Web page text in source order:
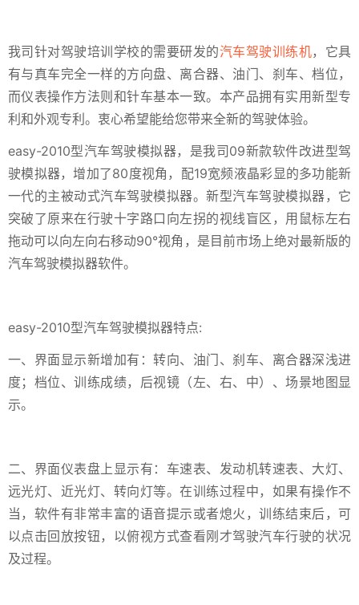
我司针对驾驶培训学校的需要研发的汽车驾驶训练机，它具
有与真车完全一样的方向盘、离合器、油门、刹车、档位，
而仪表操作方法则和针车基本一致。本产品拥有实用新型专
利和外观专利。衷心希望能给您带来全新的驾驶体验。
easy-2010型汽车驾驶模拟器，是我司09新款软件改进型驾
驶模拟器，增加了80度视角，配19宽频液晶彩显的多功能新
一代的主被动式汽车驾驶模拟器。新型汽车驾驶模拟器，它
突破了原来在行驶十字路口向左拐的视线盲区，用鼠标左右
拖动可以向左向右移动90°视角，是目前市场上绝对最新版的
汽车驾驶模拟器软件。
easy-2010型汽车驾驶模拟器特点:
一、界面显示新增加有：转向、油门、刹车、离合器深浅进
度；档位、训练成绩，后视镜（左、右、中）、场景地图显
示。
二、界面仪表盘上显示有：车速表、发动机转速表、大灯、
远光灯、近光灯、转向灯等。在训练过程中，如果有操作不
当，软件有非常丰富的语音提示或者熄火，训练结束后，可
以点击回放按钮，以俯视方式查看刚才驾驶汽车行驶的状况
及过程。